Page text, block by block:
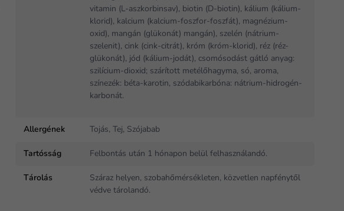
vitamin (L-aszkorbinsav), biotin (D-biotin), kálium (kálium-
klorid), kalcium (kalcium-foszfor-foszfát), magnézium-
oxid), mangán (glükonát) mangán), szelén (nátrium-
szelenit), cink (cink-citrát), króm (króm-klorid), réz (réz-
glükonát), jód (kálium-jodát), csomósodást gátló anyag:
szilícium-dioxid; szárított metélőhagyma, só, aroma,
színezék: béta-karotin, szódabikarbóna: nátrium-hidrogén-
karbonát.
Allergének Tojás, Tej, Szójabab
Tartósság Felbontás után 1 hónapon belül felhasználandó.
Tárolás
Száraz helyen, szobahőmérsékleten, közvetlen napfénytől
védve tárolandó.